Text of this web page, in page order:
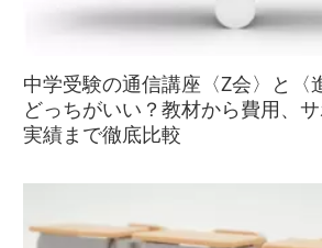
中学受験の通信講座〈Z会〉と〈
どっちがいい？教材から費用、
実績まで徹底比較